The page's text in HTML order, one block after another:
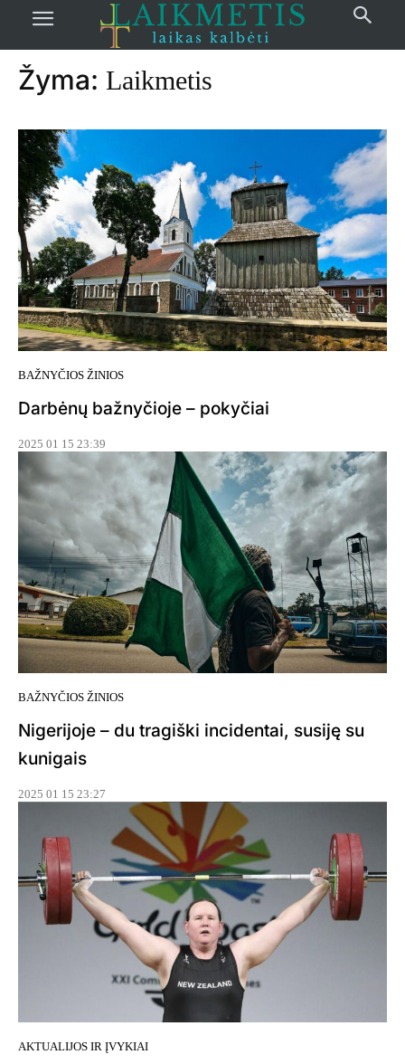
žymos Laikmetis
Žyma: Laikmetis
BAŽNYČIOS ŽINIOS
Darbėnų bažnyčioje – pokyčiai
2025 01 15 23:39
BAŽNYČIOS ŽINIOS
Nigerijoje – du tragiški incidentai, susiję su
kunigais
2025 01 15 23:27
AKTUALIJOS IR ĮVYKIAI